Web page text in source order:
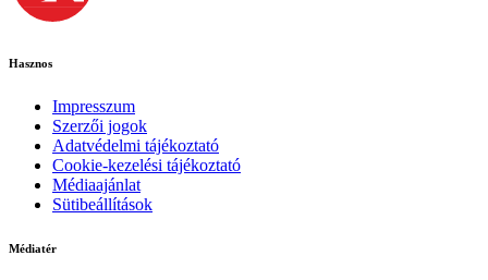
Hasznos
Impresszum
Szerzői jogok
Adatvédelmi tájékoztató
Cookie-kezelési tájékoztató
Médiaajánlat
Sütibeállítások
Médiatér